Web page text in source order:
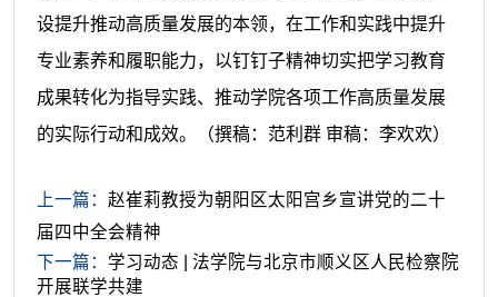
设提升推动高质量发展的本领，在工作和实践中提升
专业素养和履职能力，以钉钉子精神切实把学习教育
成果转化为指导实践、推动学院各项工作高质量发展
的实际行动和成效。
（撰稿：范利群 审稿：李欢欢）
上一篇： 赵崔莉教授为朝阳区太阳宫乡宣讲党的二十
届四中全会精神
下一篇： 学习动态 | 法学院与北京市顺义区人民检察院
开展联学共建